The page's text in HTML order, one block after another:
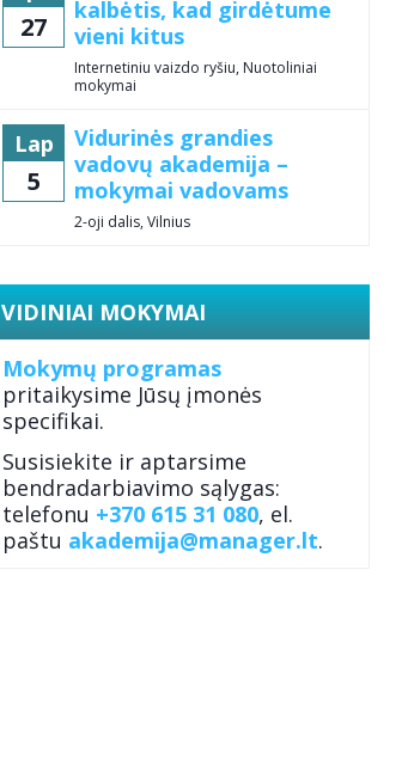
27
kalbėtis, kad girdėtume
vieni kitus
Internetiniu vaizdo ryšiu, Nuotoliniai
mokymai
Lap
5
Vidurinės grandies
vadovų akademija –
mokymai vadovams
2-oji dalis, Vilnius
VIDINIAI MOKYMAI
Mokymų programas
pritaikysime Jūsų įmonės
specifikai.
Susisiekite ir aptarsime
bendradarbiavimo sąlygas:
telefonu +370 615 31 080, el.
paštu akademija@manager.lt.